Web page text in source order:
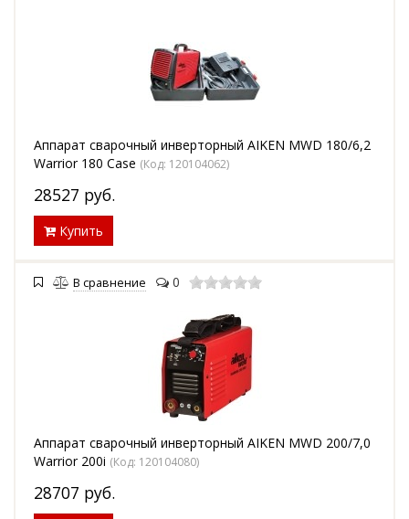
Аппарат сварочный инверторный AIKEN MWD 180/6,2
Warrior 180 Case (Код: 120104062)
28527 руб.
Купить
В сравнение 0
Аппарат сварочный инверторный AIKEN MWD 200/7,0
Warrior 200i (Код: 120104080)
28707 руб.